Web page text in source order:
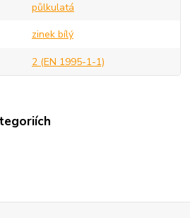
půlkulatá
zinek bílý
2 (EN 1995-1-1)